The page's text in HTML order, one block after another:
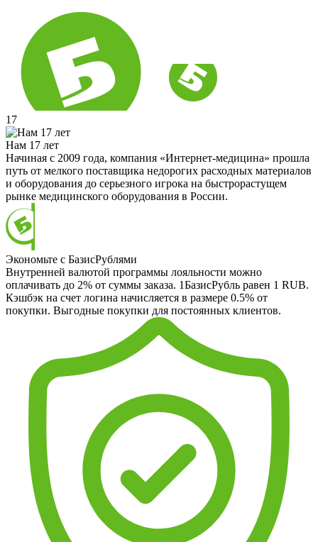
17
Нам 17 лет
Начиная с 2009 года, компания «Интернет-медицина» прошла
путь от мелкого поставщика недорогих расходных материалов
и оборудования до серьезного игрока на быстрорастущем
рынке медицинского оборудования в России.
Экономьте с БазисРублями
Внутренней валютой программы лояльности можно
оплачивать до 2% от суммы заказа. 1БазисРубль равен 1 RUB.
Кэшбэк на счет логина начисляется в размере 0.5% от
покупки. Выгодные покупки для постоянных клиентов.